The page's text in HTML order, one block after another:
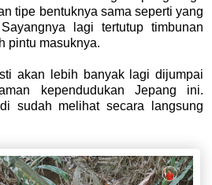
tipe bentuknya sama seperti yang
lagi tertutup timbunan
pintu masuknya.
akan lebih banyak lagi dijumpai
kependudukan Jepang ini.
sudah melihat secara langsung